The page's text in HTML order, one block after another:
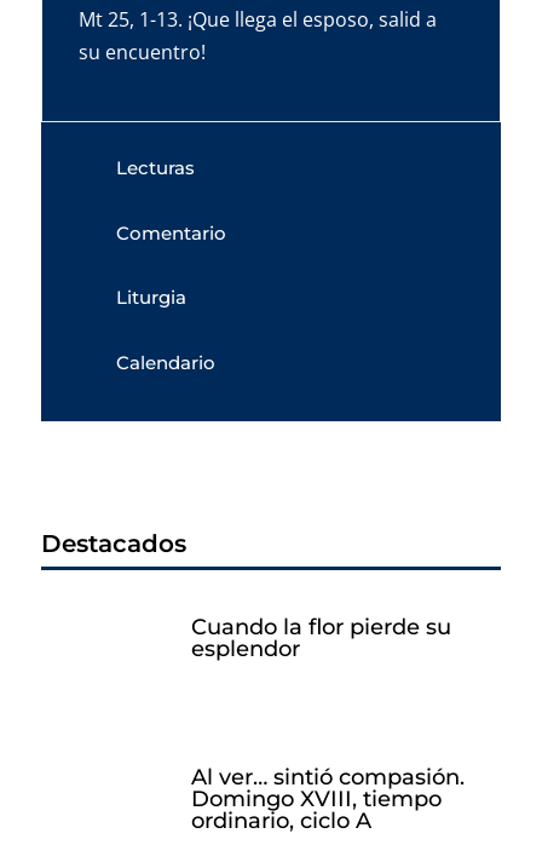
Mt 25, 1-13. ¡Que llega el esposo, salid a
su encuentro!
Lecturas
Comentario
Liturgia
Calendario
Destacados
Cuando la flor pierde su
esplendor
Al ver… sintió compasión.
Domingo XVIII, tiempo
ordinario, ciclo A